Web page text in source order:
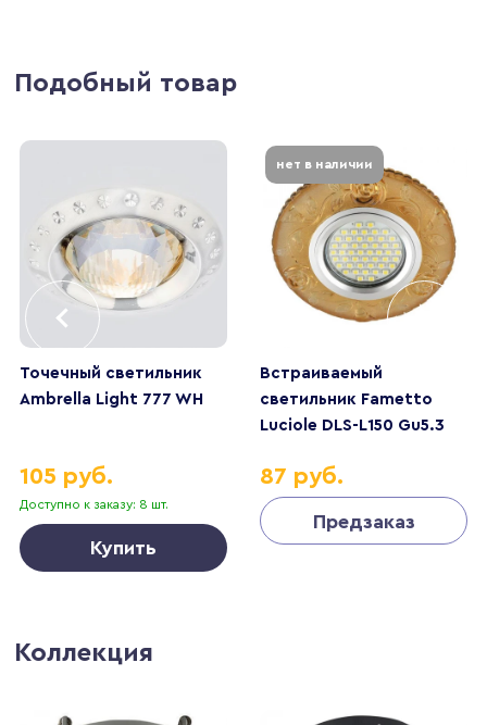
Подобный товар
Точечный светильник
Ambrella Light 777 WH
Доступно к заказу: 8 шт.
105 руб.
Купить
Встраиваемый
светильник Fametto
Luciole DLS-L150 Gu5.3
нет в наличии
87 руб.
Предзаказ
Коллекция